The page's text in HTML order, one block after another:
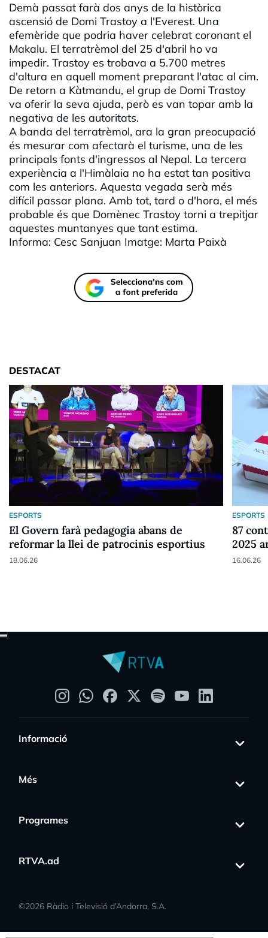
Demà passat farà dos anys de la històrica
ascensió de Domi Trastoy a l'Everest. Una
efemèride que podria haver celebrat coronant el
Makalu. El terratrèmol del 25 d'abril ho va
impedir. Trastoy es trobava a 5.700 metres
d'altura en aquell moment preparant l'atac al cim.
De retorn a Kàtmandu, el grup de Domi Trastoy
va oferir la seva ajuda, però es van topar amb la
negativa de les autoritats.
A banda del terratrèmol, ara la gran preocupació
és mesurar com afectarà el turisme, una de les
principals fonts d'ingressos al Nepal. La tercera
experiència a l'Himàlaia no ha estat tan positiva
com les anteriors. Aquesta vegada serà més
difícil passar plana. Amb tot, tard o d'hora, el més
probable és que Domènec Trastoy torni a trepitjar
aquestes muntanyes que tant estima.
Informa: Cesc Sanjuan Imatge: Marta Paixà
DESTACAT
ESPORTS
El Govern farà pedagogia abans de
reformar la llei de patrocinis esportius
18.06.26
ESPORTS
87
2025
16.06.26
Informació
Més
Programes
RTVA.ad
©2026 Ràdio i Televisió d’Andorra, S.A.